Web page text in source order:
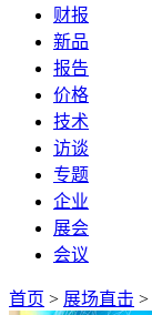
财报
新品
报告
价格
技术
访谈
专题
企业
展会
会议
首页 > 展场直击 >